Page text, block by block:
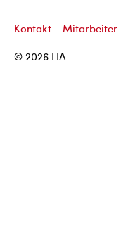
© 2026 LIA
Kontakt Mitarbeiter